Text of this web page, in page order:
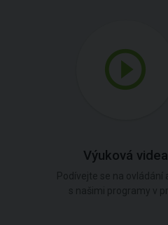
Výuková videa